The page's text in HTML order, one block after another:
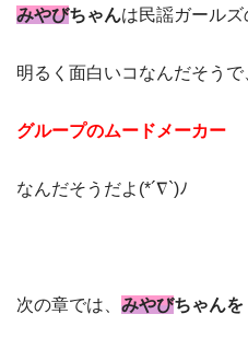
みやびちゃんは民謡ガールズ
明るく面白いコなんだそうで
グループのムードメーカー
なんだそうだよ(*´∇`)ﾉ
次の章では、 みやびちゃんを